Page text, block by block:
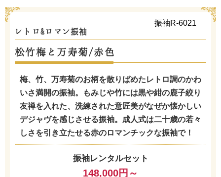
振袖R-6021
レトロ&ロマン振袖
松竹梅と万寿菊/赤色
梅、竹、万寿菊のお柄を散りばめたレトロ調のかわ
いさ満開の振袖。もみじや竹には黒や紺の鹿子絞り
友禅を入れた、洗練された意匠美がなぜか懐かしい
デジャヴを感じさせる振袖。成人式は二十歳の若々
しさを引き立たせる赤のロマンチックな振袖で！
振袖レンタルセット
148,000円～